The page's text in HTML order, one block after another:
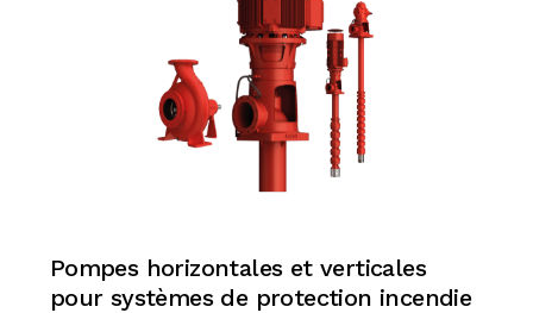
Pompes horizontales et verticales
pour systèmes de protection incendie